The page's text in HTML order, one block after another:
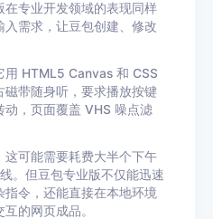
在专业开发领域的表现同样
需求，让豆包创建、修改
用 HTML5 Canvas 和 CSS
带随身听，要求播放按键
，页面覆盖 VHS 噪点滤
这可能需要耗费大半个下午
。但豆包专业版不仅能迅速
令，还能直接在本地环境
的网页成品。